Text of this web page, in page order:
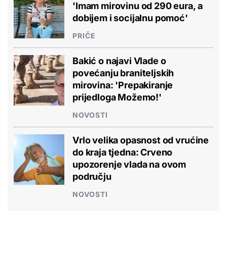
'Imam mirovinu od 290 eura, a
dobijem i socijalnu pomoć'
PRIČE
Bakić o najavi Vlade o
povećanju braniteljskih
mirovina: 'Prepakiranje
prijedloga Možemo!'
NOVOSTI
Vrlo velika opasnost od vrućine
do kraja tjedna: Crveno
upozorenje vlada na ovom
području
NOVOSTI